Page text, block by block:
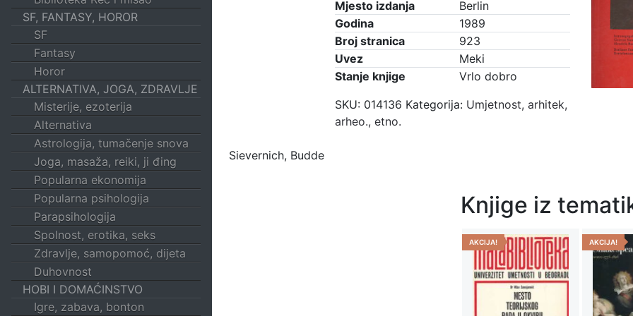
SF, FANTASY, HOROR
SF
Fantasy
Horor
ALTERNATIVA, JOGA, ZDRAVLJE
Misterije, ezoterija
Alternativa
Astrologija, tumačenje snova
Joga, masaža, reiki, ji đing
Popularna ekonomija
Popularna psihologija
Parapsihologija
Spolnost, erotika, seks
Zdravlje, samopomoć, dijeta
Duhovnost
HOBI I DOMAĆINSTVO
Igre, zabava, bonton
Mjesto izdanja
Berlin
Godina
1989
Broj stranica
923
Uvez
Meki
Stanje knjige
Vrlo dobro
SKU: 014136 Kategorija: Umjetnost, arhitek,
arheo., etno.
Sievernich, Budde
Knjige iz
AKCIJA! AKCIJA!